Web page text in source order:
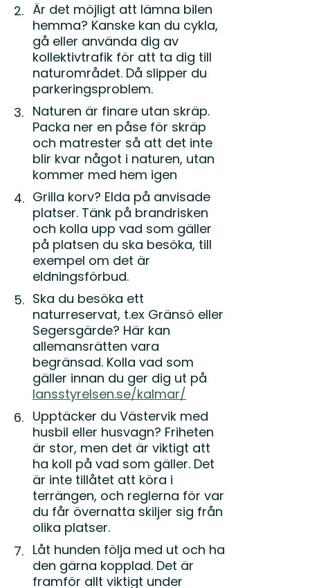
Är det möjligt att lämna bilen
hemma? Kanske kan du cykla,
gå eller använda dig av
kollektivtrafik för att ta dig till
naturområdet. Då slipper du
parkeringsproblem.
Naturen är finare utan skräp.
Packa ner en påse för skräp
och matrester så att det inte
blir kvar något i naturen, utan
kommer med hem igen
Grilla korv? Elda på anvisade
platser. Tänk på brandrisken
och kolla upp vad som gäller
på platsen du ska besöka, till
exempel om det är
eldningsförbud.
Ska du besöka ett
naturreservat, t.ex Gränsö eller
Segersgärde? Här kan
allemansrätten vara
begränsad. Kolla vad som
gäller innan du ger dig ut på
lansstyrelsen.se/kalmar/
Upptäcker du Västervik med
husbil eller husvagn? Friheten
är stor, men det är viktigt att
ha koll på vad som gäller. Det
är inte tillåtet att köra i
terrängen, och reglerna för var
du får övernatta skiljer sig från
olika platser.
Låt hunden följa med ut och ha
den gärna kopplad. Det är
framför allt viktigt under